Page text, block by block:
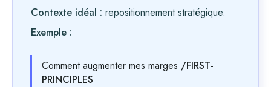
Contexte idéal : repositionnement stratégique.
Exemple :
Comment augmenter mes marges /FIRST-
PRINCIPLES